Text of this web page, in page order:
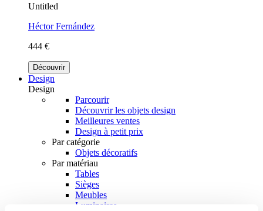
Untitled
Héctor Fernández
444 €
Découvrir
Design
Design
Parcourir
Découvrir les objets design
Meilleures ventes
Design à petit prix
Par catégorie
Objets décoratifs
Par matériau
Tables
Sièges
Meubles
Luminaires